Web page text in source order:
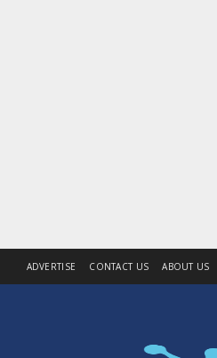
ADVERTISE CONTACT US ABOUT US